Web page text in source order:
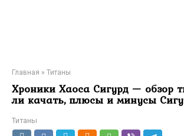
Главная » Титаны
Хроники Хаоса Сигурд — обзор
ли качать, плюсы и минусы
Титаны